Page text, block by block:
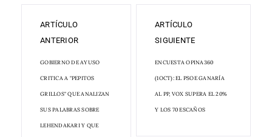
ARTÍCULO
ANTERIOR
GOBIERNO DE AYUSO
CRITICA A "PEPITOS
GRILLOS" QUE ANALIZAN
SUS PALABRAS SOBRE
LEHENDAKARI Y QUE
ARTÍCULO
SIGUIENTE
ENCUESTA OPINA360
(1OCT): EL PSOE GANARÍA
AL PP, VOX SUPERA EL 20%
Y LOS 70 ESCAÑOS